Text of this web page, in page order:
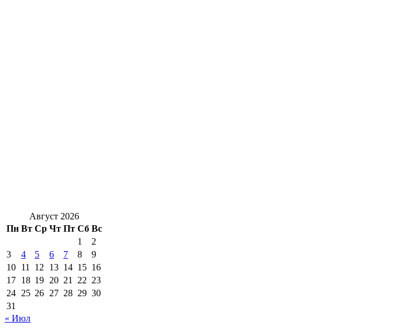
Август 2026
Пн Вт Ср Чт Пт Сб Вс
1
2
3
4 5 6 7 8
9
10 11 12 13 14 15 16
17 18 19 20 21 22 23
24 25 26 27 28 29 30
31
« Июл